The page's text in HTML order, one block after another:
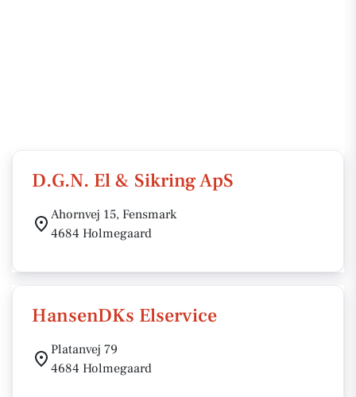
D.G.N. El & Sikring ApS
Ahornvej 15, Fensmark
4684 Holmegaard
HansenDKs Elservice
Platanvej 79
4684 Holmegaard